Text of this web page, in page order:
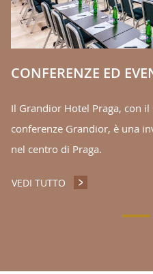
CONFERENZE ED
Il Grandior Hotel Praga, con
conferenze Grandior, è una
nel centro di Praga.
VEDI TUTTO CONFERENZE ED